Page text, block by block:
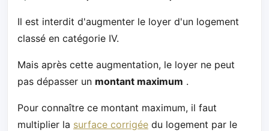
Il est interdit d'augmenter le loyer d'un logement
classé en catégorie IV.
Mais après cette augmentation, le loyer ne peut
pas dépasser un montant maximum .
Pour connaître ce montant maximum, il faut
multiplier la surface corrigée du logement par le